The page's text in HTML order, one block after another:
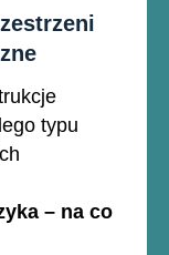
typu
– na co